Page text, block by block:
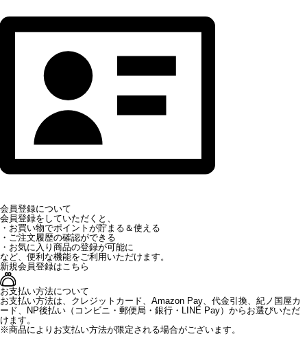
会員登録について
会員登録をしていただくと、
・お買い物でポイントが貯まる＆使える
・ご注文履歴の確認ができる
・お気に入り商品の登録が可能に
など、便利な機能をご利用いただけます。
新規会員登録はこちら
お支払い方法について
お支払い方法は、クレジットカード、Amazon Pay、代金引換、紀ノ国屋カ
ード、NP後払い（コンビニ・郵便局・銀行・LINE Pay）からお選びいただ
けます。
※商品によりお支払い方法が限定される場合がございます。